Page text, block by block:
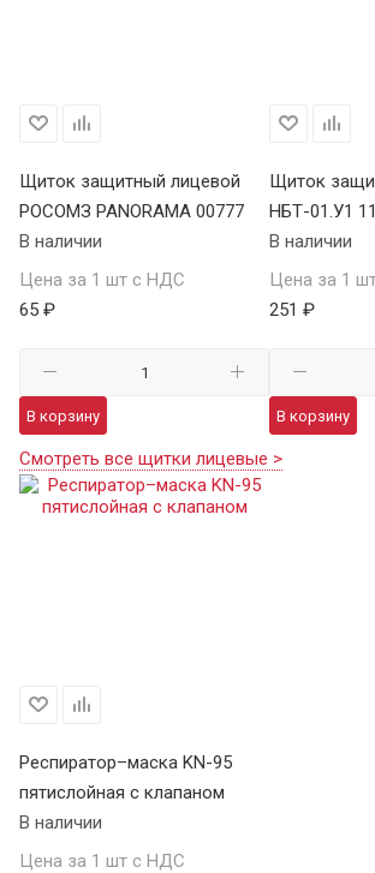
Щиток защитный лицевой
РОСОМЗ PANORAMA 00777
В наличии
Цена за 1 шт с НДС
65 ₽
В корзину
Щиток
НБТ-01.У1
В наличии
Цена за 1
251 ₽
В корзину
Смотреть все щитки лицевые >
Респиратор–маска KN-95
пятислойная с клапаном
В наличии
Цена за 1 шт с НДС